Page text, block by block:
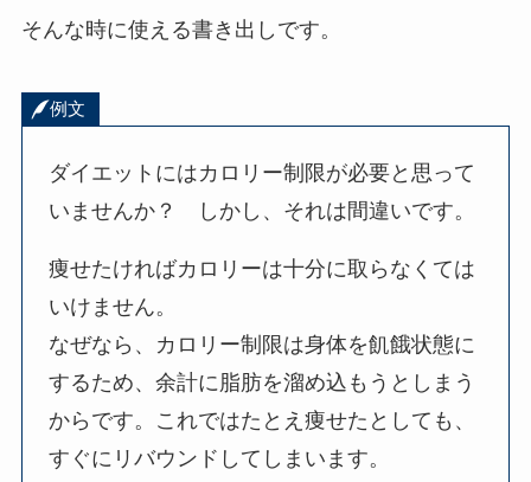
そんな時に使える書き出しです。
例文
ダイエットにはカロリー制限が必要と思って
いませんか？ しかし、それは間違いです。
痩せたければカロリーは十分に取らなくては
いけません。
なぜなら、カロリー制限は身体を飢餓状態に
するため、余計に脂肪を溜め込もうとしまう
からです。これではたとえ痩せたとしても、
すぐにリバウンドしてしまいます。